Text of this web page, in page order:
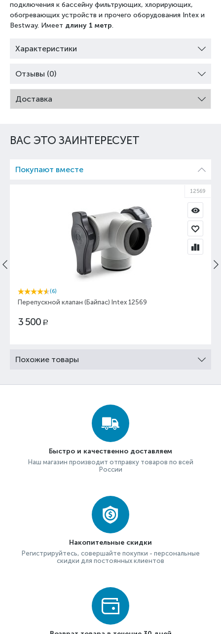
подключения к бассейну фильтрующих, хлорирующих,
обогревающих устройств и прочего оборудования Intex и
Bestway. Имеет длину 1 метр.
Характеристики
Отзывы (0)
Доставка
ВАС ЭТО ЗАИНТЕРЕСУЕТ
Покупают вместе
12569
(6)
Перепускной клапан (Байпас) Intex 12569
3 500 Р
Похожие товары
Быстро и качественно доставляем
Наш магазин производит отправку товаров по всей
России
Накопительные скидки
Регистрируйтесь, совершайте покупки - персональные
скидки для постоянных клиентов